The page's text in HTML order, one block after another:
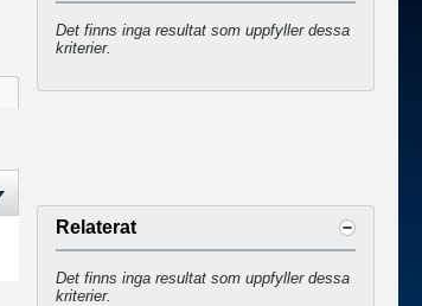
Det finns inga resultat som uppfyller dessa
kriterier.
Relaterat
Det finns inga resultat som uppfyller dessa
kriterier.